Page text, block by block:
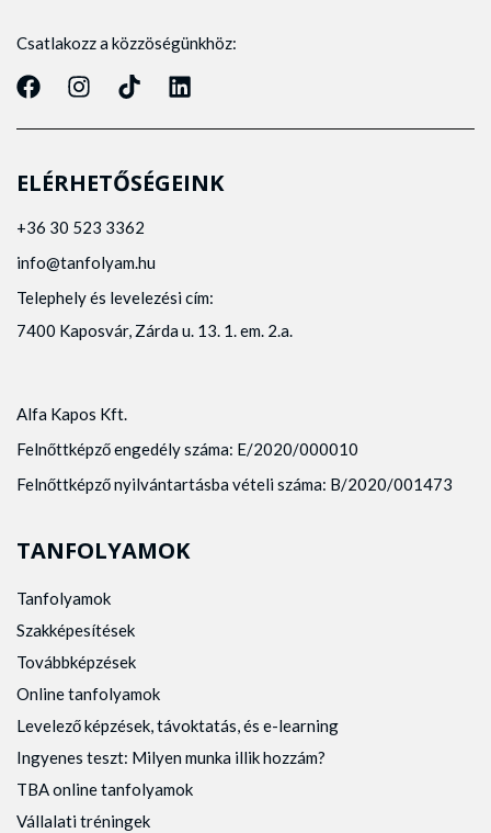
Csatlakozz a közzöségünkhöz:
ELÉRHETŐSÉGEINK
+36 30 523 3362
info@tanfolyam.hu
Telephely és levelezési cím:
7400 Kaposvár, Zárda u. 13. 1. em. 2.a.
Alfa Kapos Kft.
Felnőttképző engedély száma: E/2020/000010
Felnőttképző nyilvántartásba vételi száma: B/2020/001473
TANFOLYAMOK
Tanfolyamok
Szakképesítések
Továbbképzések
Online tanfolyamok
Levelező képzések, távoktatás, és e-learning
Ingyenes teszt: Milyen munka illik hozzám?
TBA online tanfolyamok
Vállalati tréningek